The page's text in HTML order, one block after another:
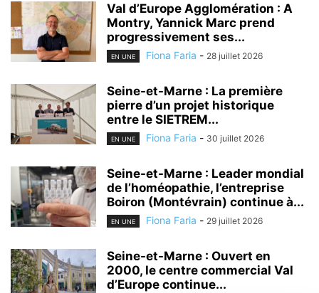
Val d’Europe Agglomération : A
Montry, Yannick Marc prend
progressivement ses...
EN UNE Fiona Faria - 28 juillet 2026
Seine-et-Marne : La première
pierre d’un projet historique
entre le SIETREM...
EN UNE Fiona Faria - 30 juillet 2026
Seine-et-Marne : Leader mondial
de l’homéopathie, l’entreprise
Boiron (Montévrain) continue à...
EN UNE Fiona Faria - 29 juillet 2026
Seine-et-Marne : Ouvert en
2000, le centre commercial Val
d’Europe continue...